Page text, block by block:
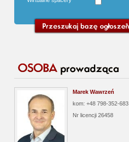
Marek Wawrzeń
kom: +48 798-352-683
Nr licencji 26458